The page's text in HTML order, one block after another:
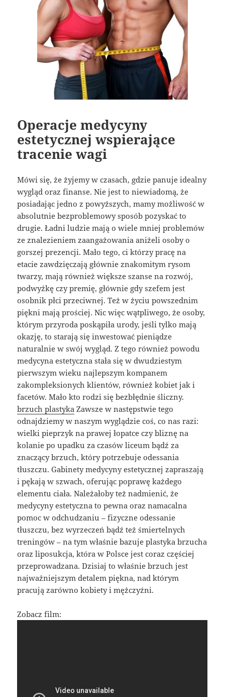
Operacje medycyny
estetycznej wspierające
tracenie wagi
Mówi się, że żyjemy w czasach, gdzie panuje idealny
wygląd oraz finanse. Nie jest to niewiadomą, że
posiadając jedno z powyższych, mamy możliwość w
absolutnie bezproblemowy sposób pozyskać to
drugie. Ładni ludzie mają o wiele mniej problemów
ze znalezieniem zaangażowania aniżeli osoby o
gorszej prezencji. Mało tego, ci którzy pracę na
etacie zawdzięczają głównie znakomitym rysom
twarzy, mają również większe szanse na rozwój,
podwyżkę czy premię, głównie gdy szefem jest
osobnik płci przeciwnej. Też w życiu powszednim
piękni mają prościej. Nic więc wątpliwego, że osoby,
którym przyroda poskąpiła urody, jeśli tylko mają
okazję, to starają się inwestować pieniądze
naturalnie w swój wygląd. Z tego również powodu
medycyna estetyczna stała się w dwudziestym
pierwszym wieku najlepszym kompanem
zakompleksionych klientów, również kobiet jak i
facetów. Mało kto rodzi się bezbłędnie śliczny.
brzuch plastyka Zawsze w następstwie tego
odnajdziemy w naszym wyglądzie coś, co nas razi:
wielki pieprzyk na prawej łopatce czy bliznę na
kolanie po upadku za czasów liceum bądź za
znaczący brzuch, który potrzebuje odessania
tłuszczu. Gabinety medycyny estetycznej zapraszają
i pękają w szwach, oferując poprawę każdego
elementu ciała. Należałoby też nadmienić, że
medycyny estetyczna to pewna oraz namacalna
pomoc w odchudzaniu – fizyczne odessanie
tłuszczu, bez wyrzeczeń bądź też śmiertelnych
treningów – na tym właśnie bazuje plastyka brzucha
oraz liposukcja, która w Polsce jest coraz częściej
przeprowadzana. Dzisiaj to właśnie brzuch jest
najważniejszym detalem piękna, nad którym
pracują zarówno kobiety i mężczyźni.
Zobacz film: